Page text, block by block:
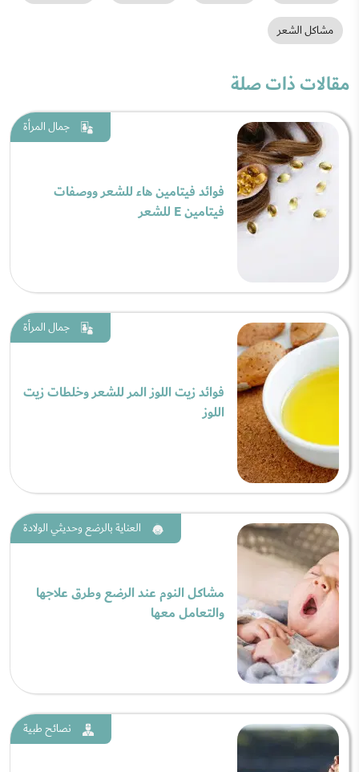
مشاكل الشعر
مقالات ذات صلة
جمال المرأة
فوائد فيتامين هاء للشعر ووصفات
فيتامين E للشعر
جمال المرأة
فوائد زيت اللوز المر للشعر وخلطات زيت
اللوز
العناية بالرضع وحديثي الولادة
مشاكل النوم عند الرضع وطرق علاجها
والتعامل معها
نصائح طبية